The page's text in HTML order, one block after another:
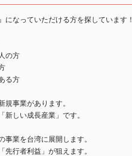
になっていただける方を探しています！
の方
る方
規事業があります。
新しい成長産業」です。
事業を台湾に展開します。
先行者利益」が狙えます。